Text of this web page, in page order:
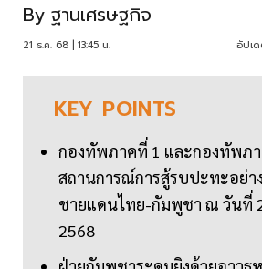
By ฐานเศรษฐกิจ
21 ธ.ค. 68 | 13:45 น. อัปเ
KEY POINTS
กองทัพภาคที่ 1 และกองทัพภา
สถานการณ์การสู้รบปะทะอย่
ชายแดนไทย-กัมพูชา ณ วันที่
2568